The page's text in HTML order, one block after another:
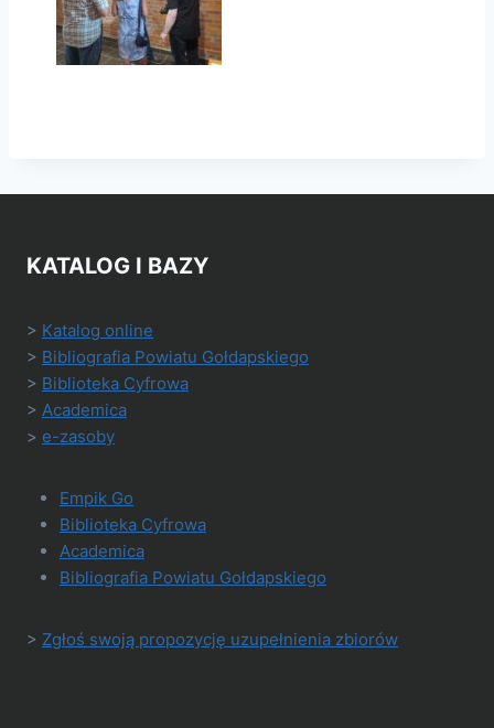
KATALOG I BAZY
> Katalog online
> Bibliografia Powiatu Gołdapskiego
> Biblioteka Cyfrowa
> Academica
> e-zasoby
Empik Go
Biblioteka Cyfrowa
Academica
Bibliografia Powiatu Gołdapskiego
> Zgłoś swoją propozycję uzupełnienia zbiorów